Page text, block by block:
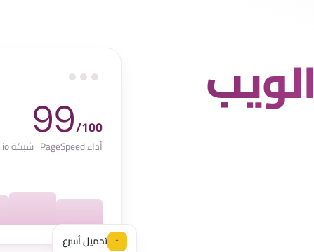
الويب
↑ تحميل أسرع
99/100
أداء PageSpeed · شبكة kelma.io